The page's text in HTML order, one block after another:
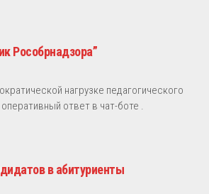
Рособрнадзора”
нагрузке педагогического
ответ в чат-боте .
в абитуриенты